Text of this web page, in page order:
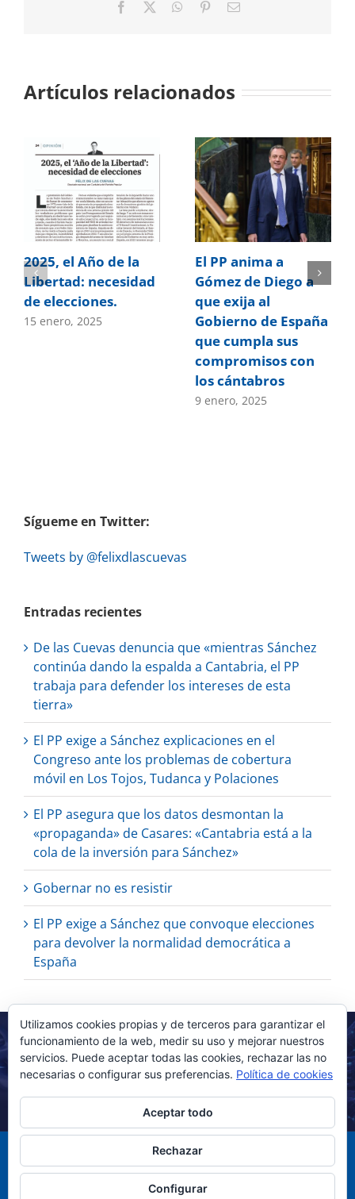
Facebook WhatsApp
PinterestCorreo
Artículos relacionados
2025, el Año de la
Libertad: necesidad
de elecciones.
15 enero, 2025
El PP anima a
Gómez de Diego a
que exija al
Gobierno de España
que cumpla sus
compromisos con
los cántabros
9 enero, 2025
Sígueme en Twitter:
Tweets by @felixdlascuevas
Entradas recientes
De las Cuevas denuncia que «mientras Sánchez
continúa dando la espalda a Cantabria, el PP
trabaja para defender los intereses de esta
tierra»
El PP exige a Sánchez explicaciones en el
Congreso ante los problemas de cobertura
móvil en Los Tojos, Tudanca y Polaciones
El PP asegura que los datos desmontan la
«propaganda» de Casares: «Cantabria está a la
cola de la inversión para Sánchez»
Gobernar no es resistir
El PP exige a Sánchez que convoque elecciones
para devolver la normalidad democrática a
España
Utilizamos cookies propias y de terceros para garantizar el
funcionamiento de la web, medir su uso y mejorar nuestros
servicios. Puede aceptar todas las cookies, rechazar las no
necesarias o configurar sus preferencias. Política de cookies
Aceptar todo
Rechazar
Configurar